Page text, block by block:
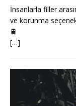
İnsanlarla filler
ve korunma
🚆
[…]